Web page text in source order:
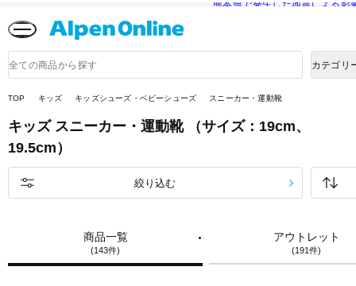
熊本県で発生した地震による影
品
検
カテゴリ
TOP キッズ キッズシューズ・ベビーシューズ スニーカー・運動靴
キッズ スニーカー・運動靴
（サイズ：19cm、
19.5cm）
商品一覧
(143件)
アウトレット
(191件)
絞り込む